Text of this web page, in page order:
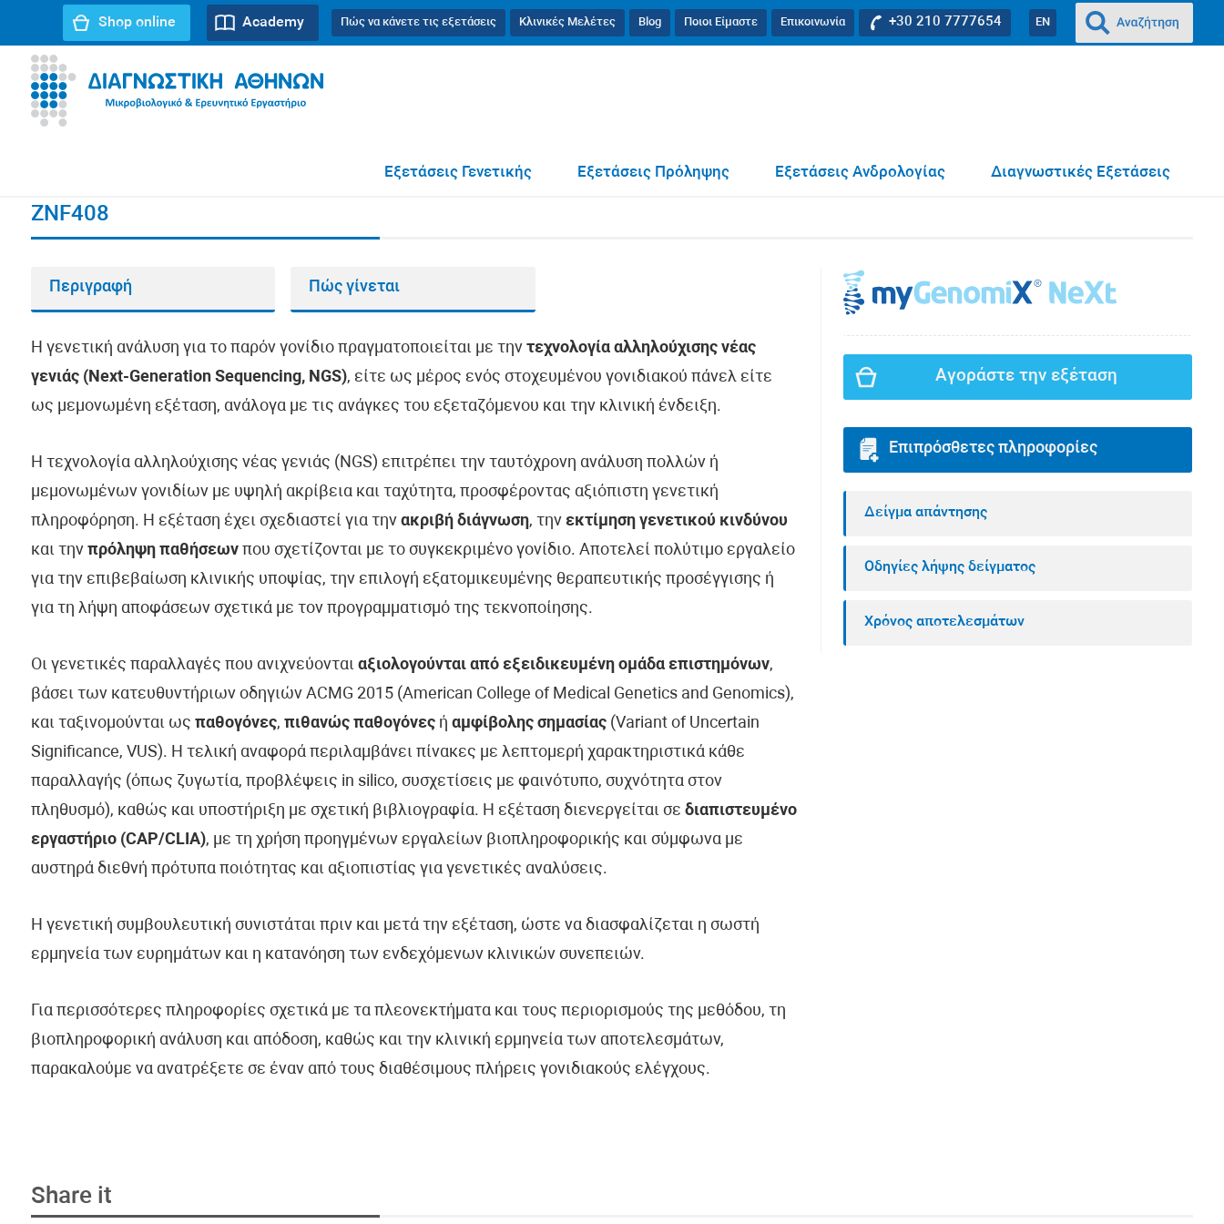
EN
+30 210 7777654
Επικοινωνία
Ποιοι Είμαστε
Blog
Κλινικές Μελέτες
Πώς να κάνετε τις εξετάσεις
Academy
Shop online
Διαγνωστικές Εξετάσεις
Εξετάσεις Ανδρολογίας
Εξετάσεις Πρόληψης
Εξετάσεις Γενετικής
ZNF408
Περιγραφή Πώς γίνεται
Η γενετική ανάλυση για το παρόν γονίδιο πραγματοποιείται με την τεχνολογία αλληλούχισης νέας
γενιάς (Next-Generation Sequencing, NGS), είτε ως μέρος ενός στοχευμένου γονιδιακού πάνελ είτε
ως μεμονωμένη εξέταση, ανάλογα με τις ανάγκες του εξεταζόμενου και την κλινική ένδειξη.
Η τεχνολογία αλληλούχισης νέας γενιάς (NGS) επιτρέπει την ταυτόχρονη ανάλυση πολλών ή
μεμονωμένων γονιδίων με υψηλή ακρίβεια και ταχύτητα, προσφέροντας αξιόπιστη γενετική
πληροφόρηση. Η εξέταση έχει σχεδιαστεί για την ακριβή διάγνωση, την εκτίμηση γενετικού κινδύνου
και την πρόληψη παθήσεωνπου σχετίζονται με το συγκεκριμένο γονίδιο. Αποτελεί πολύτιμο εργαλείο
για την επιβεβαίωση κλινικής υποψίας, την επιλογή εξατομικευμένης θεραπευτικής προσέγγισης ή
για τη λήψη αποφάσεων σχετικά με τον προγραμματισμό της τεκνοποίησης.
Οι γενετικές παραλλαγές που ανιχνεύονται αξιολογούνται από εξειδικευμένη ομάδα επιστημόνων,
βάσει των κατευθυντήριων οδηγιών ACMG 2015 (American College of Medical Genetics and Genomics),
και ταξινομούνται ως παθογόνες, πιθανώς παθογόνεςή αμφίβολης σημασίας(Variant of Uncertain
Significance, VUS). Η τελική αναφορά περιλαμβάνει πίνακες με λεπτομερή χαρακτηριστικά κάθε
παραλλαγής (όπως ζυγωτία, προβλέψεις in silico, συσχετίσεις με φαινότυπο, συχνότητα στον
πληθυσμό), καθώς και υποστήριξη με σχετική βιβλιογραφία. Η εξέταση διενεργείται σε διαπιστευμένο
εργαστήριο (CAP/CLIA), με τη χρήση προηγμένων εργαλείων βιοπληροφορικής και σύμφωνα με
αυστηρά διεθνή πρότυπα ποιότητας και αξιοπιστίας για γενετικές αναλύσεις.
Η γενετική συμβουλευτική συνιστάται πριν και μετά την εξέταση, ώστε να διασφαλίζεται η σωστή
ερμηνεία των ευρημάτων και η κατανόηση των ενδεχόμενων κλινικών συνεπειών.
Για περισσότερες πληροφορίες σχετικά με τα πλεονεκτήματα και τους περιορισμούς της μεθόδου, τη
βιοπληροφορική ανάλυση και απόδοση, καθώς και την κλινική ερμηνεία των αποτελεσμάτων,
παρακαλούμε να ανατρέξετε σε έναν από τους διαθέσιμους πλήρεις γονιδιακούς ελέγχους.
Αγοράστε την εξέταση
Επιπρόσθετες πληροφορίες
Δείγμα απάντησης
Οδηγίες λήψης δείγματος
Χρόνος αποτελεσμάτων
Share it